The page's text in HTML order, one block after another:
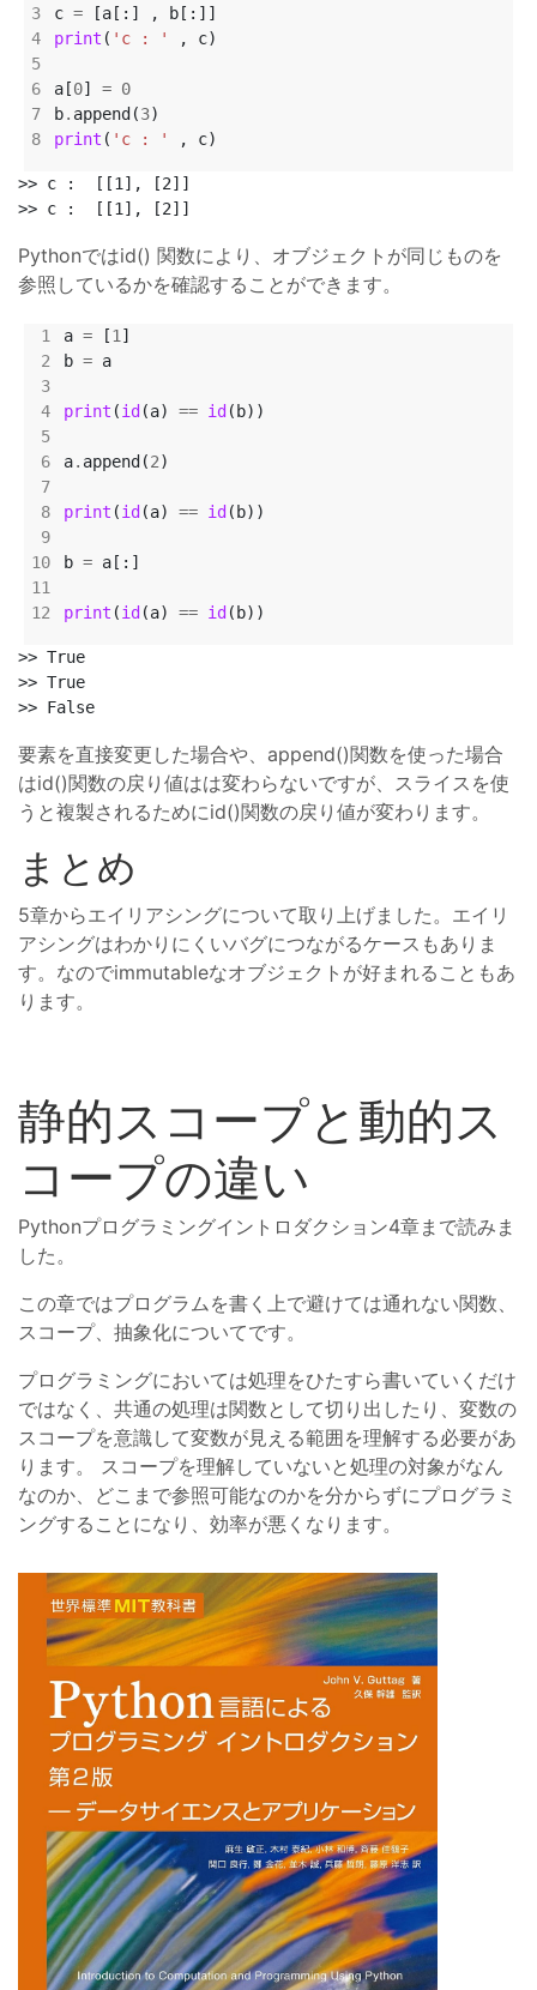
3
4
5
6
7
8
c =
print ( 'c : '
a[0] = 0
b. append(3
print ( 'c : '
>> c :  [[1], [2]]
Pythonではid() 関数により、オブジェクトが同じものを
参照しているかを確認することができます。
1
2
3
4
5
6
7
8
9
10
11
12
a = [1
b =
print (id (a) == id
a. append(2
print (id (a) == id
b =
print (id (a) == id
>> True
>> True
要素を直接変更した場合や、append()関数を使った場合
はid()関数の戻り値はは変わらないですが、スライスを使
うと複製されるためにid()関数の戻り値が変わります。
まとめ
5章からエイリアシングについて取り上げました。エイリ
アシングはわかりにくいバグにつながるケースもありま
す。なのでimmutableなオブジェクトが好まれることもあ
ります。
静的スコープと動的ス
コープの違い
Pythonプログラミングイントロダクション4章まで読みま
した。
この章ではプログラムを書く上で避けては通れない関数、
スコープ、抽象化についてです。
プログラミングにおいては処理をひたすら書いていくだけ
ではなく、共通の処理は関数として切り出したり、変数の
スコープを意識して変数が見える範囲を理解する必要があ
ります。 スコープを理解していないと処理の対象がなん
なのか、どこまで参照可能なのかを分からずにプログラミ
ングすることになり、効率が悪くなります。